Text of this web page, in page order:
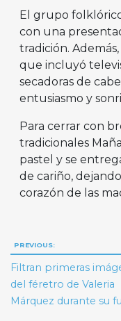
El grupo
con una
tradición.
que incluyó
secadoras de
entusiasmo y
Para cerrar con
tradicionales
pastel y se
de cariño,
corazón de las
Navegación
de
entradas
PREVIOUS:
Filtran primeras
del féretro de Valeria
Márquez durante su